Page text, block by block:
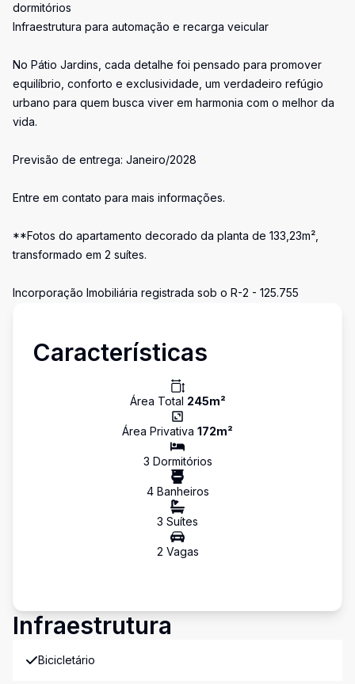
dormitórios
Infraestrutura para automação e recarga veicular
No Pátio Jardins, cada detalhe foi pensado para promover
equilíbrio, conforto e exclusividade, um verdadeiro refúgio
urbano para quem busca viver em harmonia com o melhor da
vida.
Previsão de entrega: Janeiro/2028
Entre em contato para mais informações.
**Fotos do apartamento decorado da planta de 133,23m²,
transformado em 2 suítes.
Incorporação Imobiliária registrada sob o R-2 - 125.755
Características
Área Total 245m²
Área Privativa 172m²
3 Dormitórios
4Banheiros
3 Suítes
2 Vagas
Infraestrutura
Bicicletário